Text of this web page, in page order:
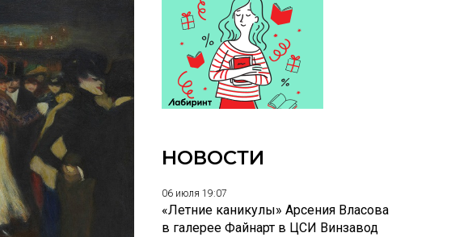
НОВОСТИ
06 июля 19:07
«Летние каникулы» Арсения Власова
в галерее Файнарт в ЦСИ Винзавод